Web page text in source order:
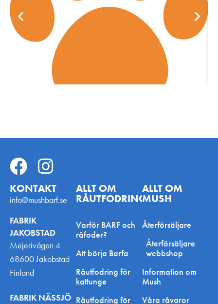
KONTAKT
info@mushbarf.se
FABRIK
JAKOBSTAD
Mejerivägen 4
68600 Jakobstad
Finland
FABRIK NÄSSJÖ
ALLT OM
RÅUTFODRING
Varför BARF och
råfoder?
Att börja Barfa
Råutfodring för
kattunge
Råutfodring för
ALLT OM
MUSH
Återförsäljare
Återförsäljare
webbshop
Information om
Mush
Våra råvaror